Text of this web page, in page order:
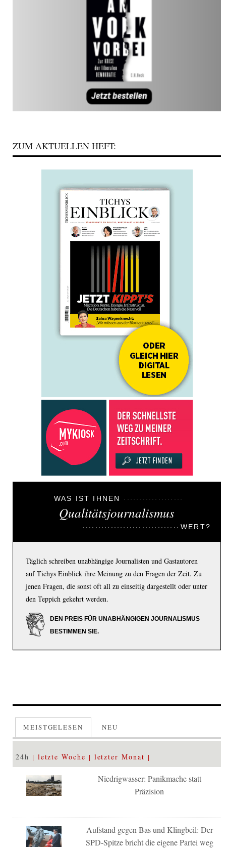
ZUM AKTUELLEN HEFT:
WAS IST IHNEN
Qualitätsjournalismus
WERT?
Täglich schreiben unabhängige Journalisten und Gastautoren
auf Tichys Einblick ihre Meinung zu den Fragen der Zeit. Zu
jenen Fragen, die sonst oft all zu einseitig dargestellt oder unter
den Teppich gekehrt werden.
DEN PREIS FÜR UNABHÄNGIGEN JOURNALISMUS
BESTIMMEN SIE.
MEISTGELESEN NEU
24h letzte Woche letzter Monat
Niedrigwasser: Panikmache statt
Präzision
Aufstand gegen Bas und Klingbeil: Der
SPD-Spitze bricht die eigene Partei weg